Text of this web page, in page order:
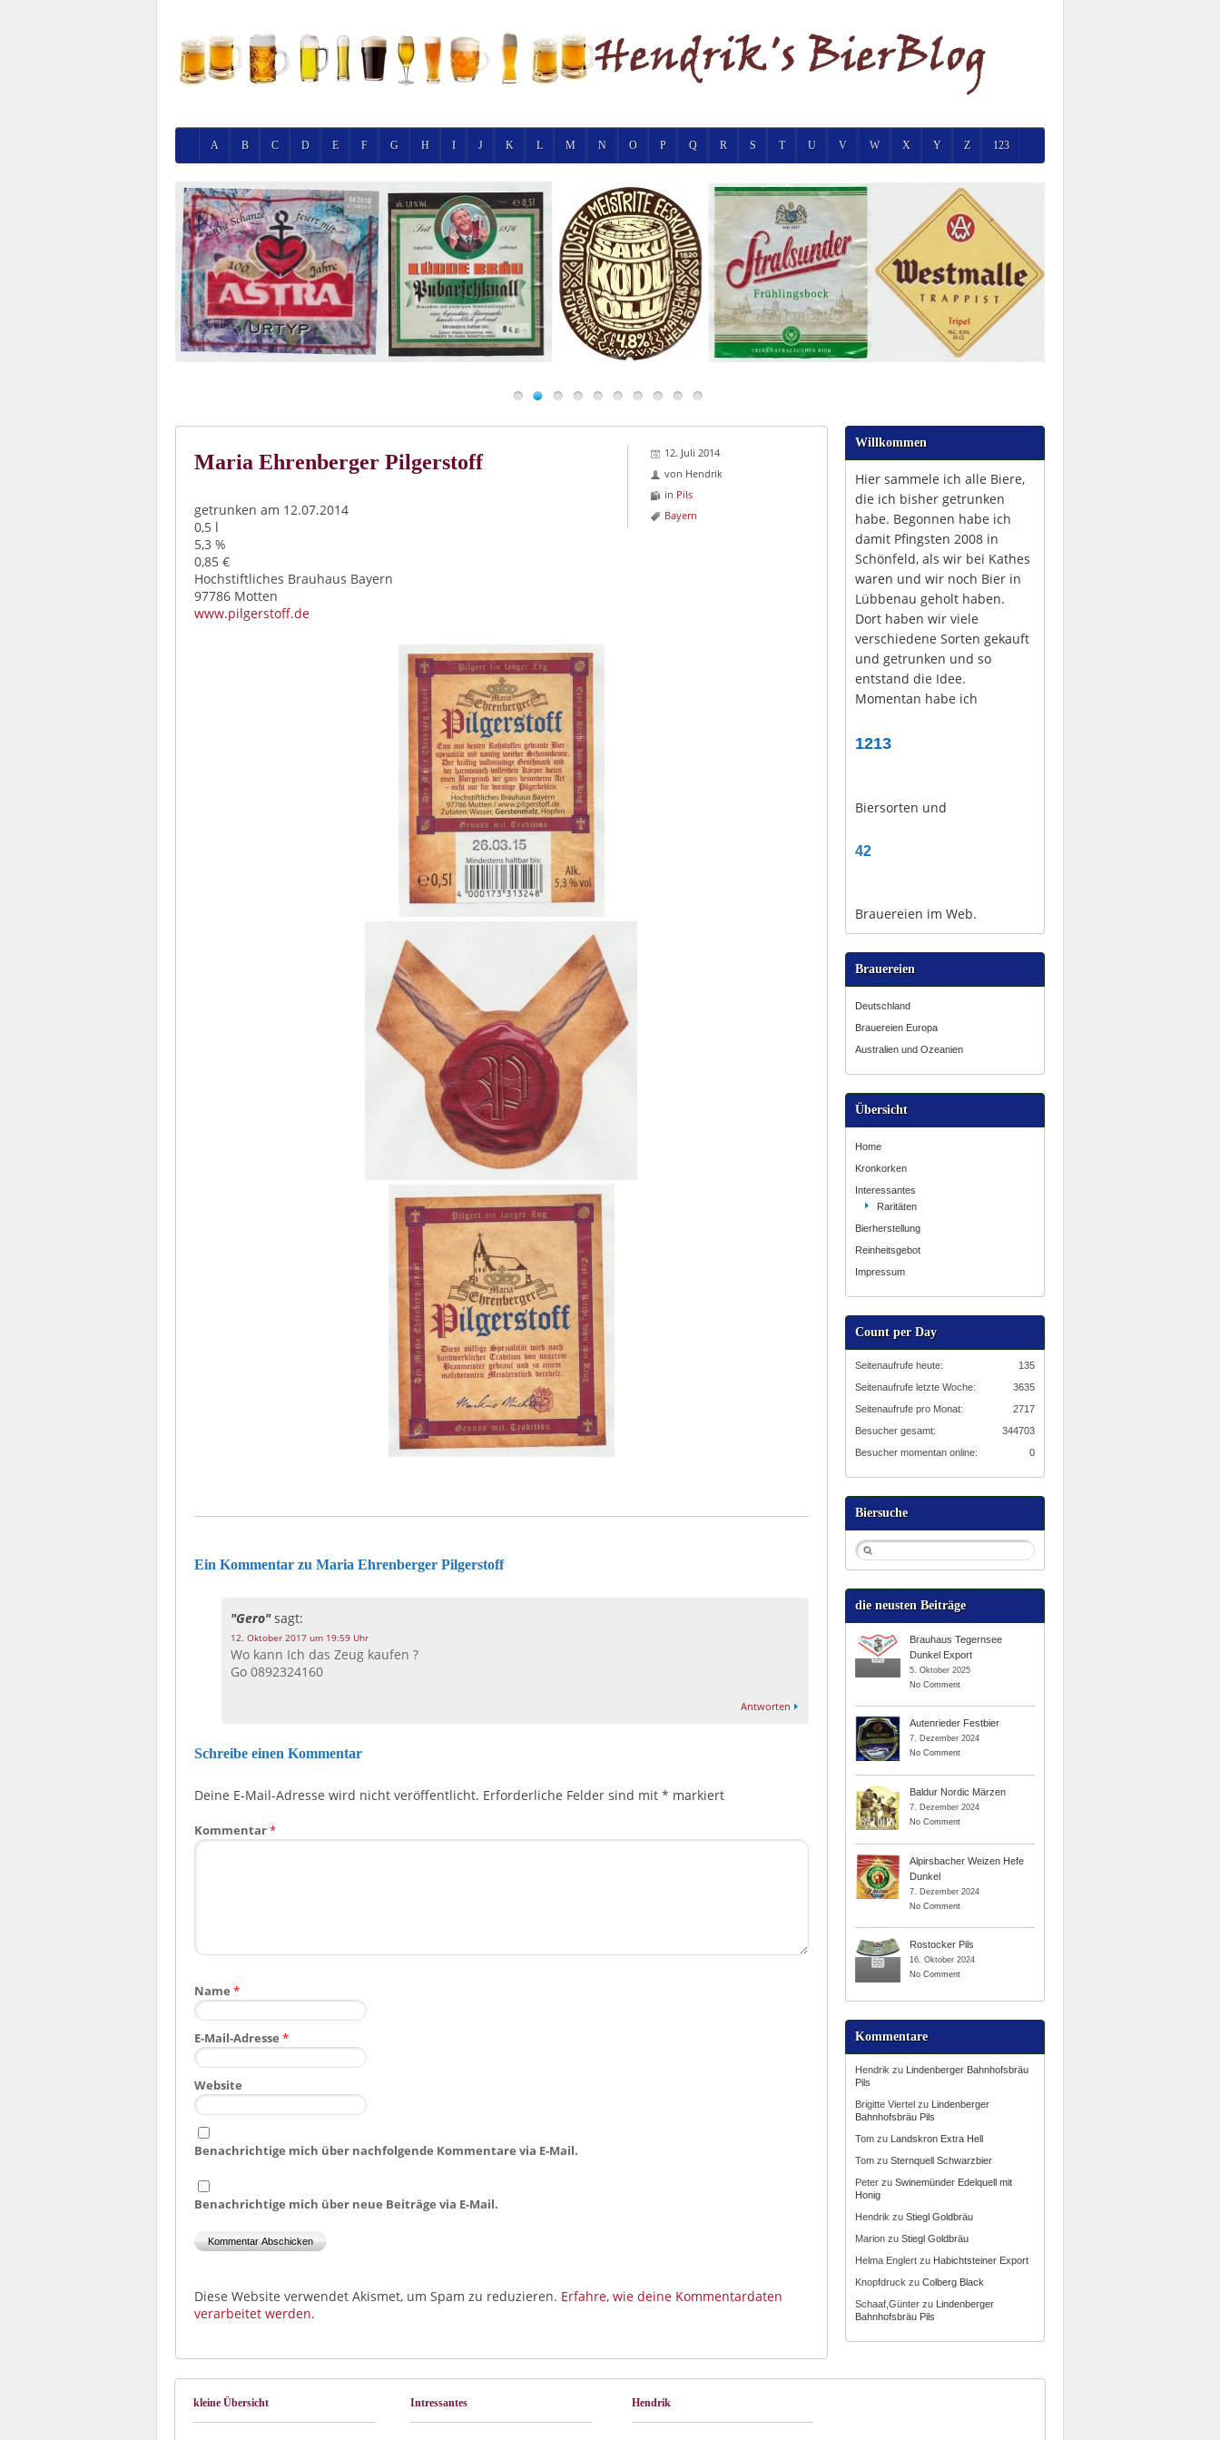
A B C D E F G H I J K L M N O P Q R S T U V W X Y Z 123
12. Juli 2014
von Hendrik
in Pils
Bayern
Maria Ehrenberger Pilgerstoff
getrunken am 12.07.2014
0,5 l
5,3 %
0,85 €
Hochstiftliches Brauhaus Bayern
97786 Motten
www.pilgerstoff.de
Ein Kommentar zu Maria Ehrenberger Pilgerstoff
Gero sagt:
12. Oktober 2017 um 19:59 Uhr
Wo kann Ich das Zeug kaufen ?
Go 0892324160
Antworten
Schreibe einen Kommentar
Deine E-Mail-Adresse wird nicht veröffentlicht. Erforderliche Felder sind mit * markiert
Kommentar*
Name *
E-Mail-Adresse *
Website
Benachrichtige mich über nachfolgende Kommentare via E-Mail.
Benachrichtige mich über neue Beiträge via E-Mail.
Diese Website verwendet Akismet, um Spam zu reduzieren. Erfahre, wie deine Kommentardaten
verarbeitet werden.
Willkommen
Hier sammele ich alle Biere,
die ich bisher getrunken
habe. Begonnen habe ich
damit Pfingsten 2008 in
Schönfeld, als wir bei Kathes
waren und wir noch Bier in
Lübbenau geholt haben.
Dort haben wir viele
verschiedene Sorten gekauft
und getrunken und so
entstand die Idee.
Momentan habe ich
1213
Biersorten und
42
Brauereien im Web.
Brauereien
Deutschland
Brauereien Europa
Australien und Ozeanien
Übersicht
Home
Kronkorken
Interessantes
Raritäten
Bierherstellung
Reinheitsgebot
Impressum
Count per Day
135
Seitenaufrufe heute:
3635
Seitenaufrufe letzte Woche:
2717
Seitenaufrufe pro Monat:
344703
Besucher gesamt:
0
Besucher momentan online:
Biersuche
die neusten Beiträge
Brauhaus Tegernsee
Dunkel Export
5. Oktober 2025
No Comment
Autenrieder Festbier
7. Dezember 2024
No Comment
Baldur Nordic Märzen
7. Dezember 2024
No Comment
Alpirsbacher Weizen Hefe
Dunkel
7. Dezember 2024
No Comment
Rostocker Pils
16. Oktober 2024
No Comment
Kommentare
Hendrik zu Lindenberger Bahnhofsbräu
Pils
Brigitte Viertel zu Lindenberger
Bahnhofsbräu Pils
Tom zu Landskron Extra Hell
Tom zuSternquell Schwarzbier
Peter zuSwinemünder Edelquell mit
Honig
Hendrik zuStiegl Goldbräu
Marion zuStiegl Goldbräu
Helma Englert zu Habichtsteiner Export
Knopfdruck zuColberg Black
Schaaf,Günter zu Lindenberger
Bahnhofsbräu Pils
kleine Übersicht Intressantes Hendrik